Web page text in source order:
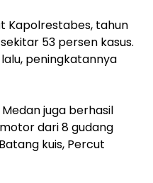
Kapolrestabes, tahun
53 persen kasus.
peningkatannya
juga berhasil
dari 8 gudang
kuis, Percut